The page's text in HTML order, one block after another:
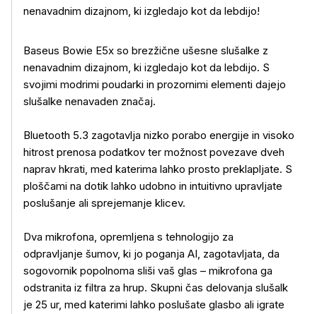
nenavadnim dizajnom, ki izgledajo kot da lebdijo!
Baseus Bowie E5x so brezžične ušesne slušalke z
nenavadnim dizajnom, ki izgledajo kot da lebdijo. S
svojimi modrimi poudarki in prozornimi elementi dajejo
slušalke nenavaden značaj.
Bluetooth 5.3 zagotavlja nizko porabo energije in visoko
hitrost prenosa podatkov ter možnost povezave dveh
naprav hkrati, med katerima lahko prosto preklapljate. S
ploščami na dotik lahko udobno in intuitivno upravljate
poslušanje ali sprejemanje klicev.
Dva mikrofona, opremljena s tehnologijo za
odpravljanje šumov, ki jo poganja AI, zagotavljata, da
sogovornik popolnoma sliši vaš glas – mikrofona ga
odstranita iz filtra za hrup. Skupni čas delovanja slušalk
je 25 ur, med katerimi lahko poslušate glasbo ali igrate